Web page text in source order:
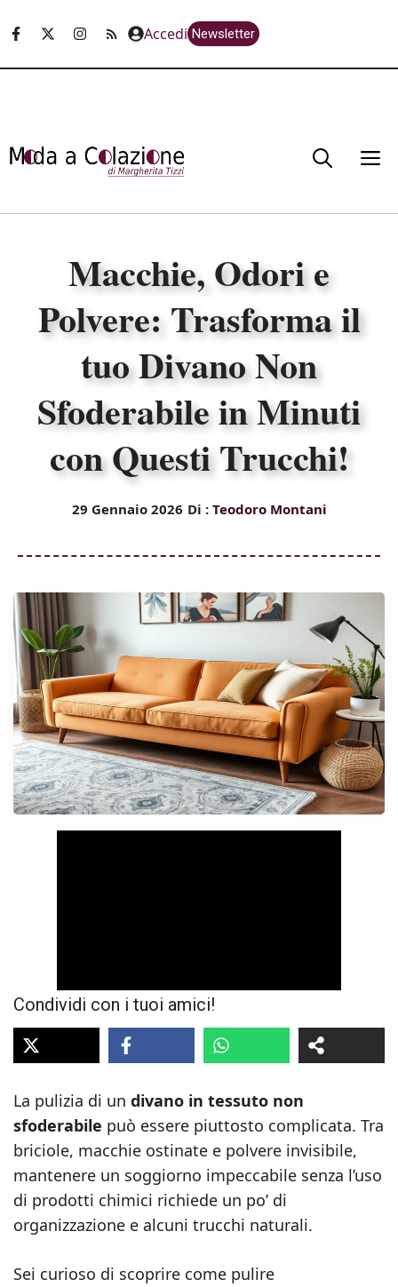
Accedi Newsletter
Macchie, Odori e
Polvere: Trasforma il
tuo Divano Non
Sfoderabile in Minuti
con Questi Trucchi!
29 Gennaio 2026 Di : Teodoro Montani
Condividi con i tuoi amici!
La pulizia di un divano in tessuto non
sfoderabile può essere piuttosto complicata. Tra
briciole, macchie ostinate e polvere invisibile,
mantenere un soggiorno impeccabile senza l’uso
di prodotti chimici richiede un po’ di
organizzazione e alcuni trucchi naturali.
Sei curioso di scoprire come pulire